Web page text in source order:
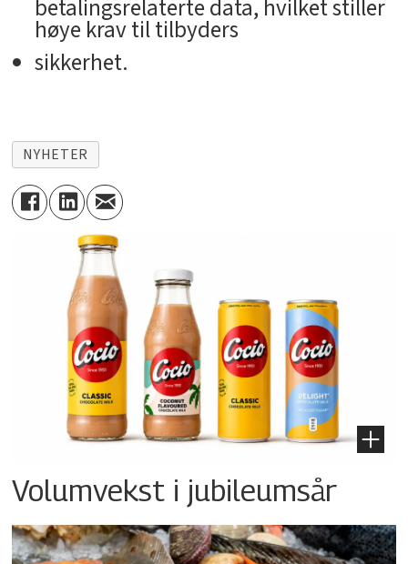
betalingsrelaterte data, hvilket stiller
høye krav til tilbyders
sikkerhet.
NYHETER
Volumvekst i jubileumsår